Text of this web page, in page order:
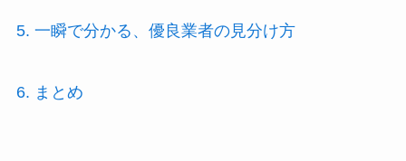
5. 一瞬で分かる、優良業者の見分け方
6. まとめ